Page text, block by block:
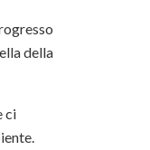
della
ci